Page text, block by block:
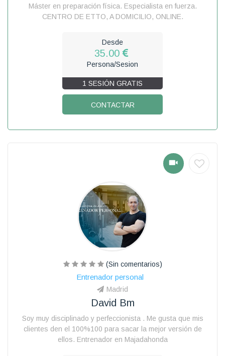
Máster en preparación física. Especialista en fuerza.
CENTRO DE ETTO, A DOMICILIO, ONLINE.
Desde
35.00
Persona/Sesion
1 SESIÓN GRATIS
CONTACTAR
(Sin comentarios)
Entrenador personal
Madrid
David Bm
Soy muy disciplinado y perfeccionista . Me gusta que mis
clientes den el 100%100 para sacar la mejor versión de
ellos. Entrenador en Majadahonda